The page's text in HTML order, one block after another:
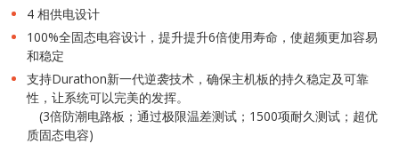
4 相供电设计
100%全固态电容设计，提升提升6倍使用寿命，使超频更加容易
和稳定
支持Durathon新一代逆袭技术，确保主机板的持久稳定及可靠
性，让系统可以完美的发挥。
(3倍防潮电路板；通过极限温差测试；1500项耐久测试；超优
质固态电容)